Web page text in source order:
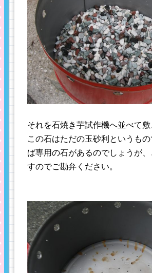
それを石焼き芋試作機へ並べて敷
この石はただの玉砂利というも
ば専用の石があるのでしょうが
すのでご勘弁ください。